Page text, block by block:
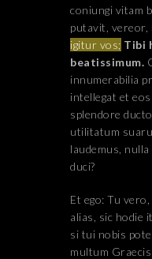
coniungi vitam
putavit, vereor,
igitur vos; Tibi
beatissimum.
innumerabilia
intellegat et
splendore
utilitatum
laudemus,
duci?
Et ego: Tu
alias, sic hodie
si tui nobis
multum